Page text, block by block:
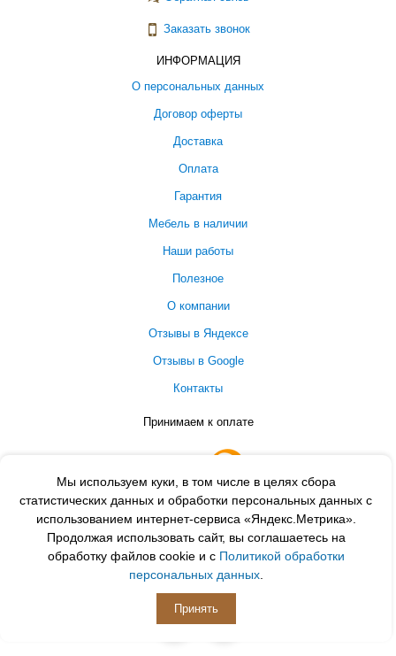
Мы используем куки, в том числе в целях сбора
статистических данных и обработки персональных данных с
использованием интернет-сервиса «Яндекс.Метрика».
Продолжая использовать сайт, вы соглашаетесь на
обработку файлов cookie и с Политикой обработки
персональных данных.
Принять
Заказать звонок
ИНФОРМАЦИЯ
О персональных данных
Договор оферты
Доставка
Оплата
Гарантия
Мебель в наличии
Наши работы
Полезное
О компании
Отзывы в Яндексе
Отзывы в Google
Контакты
Принимаем к оплате
ПОДПИСЫВАЙСЯ